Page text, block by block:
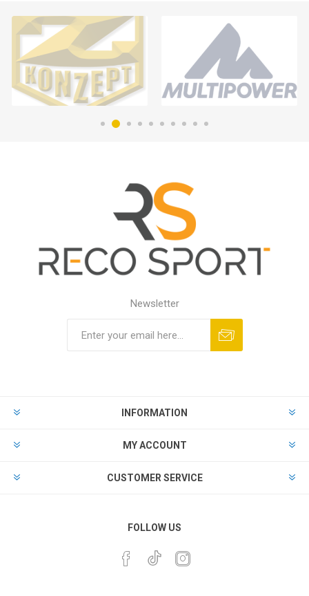
Newsletter
INFORMATION
MY ACCOUNT
CUSTOMER SERVICE
FOLLOW US